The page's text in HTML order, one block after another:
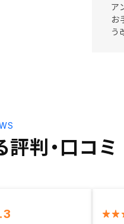
ア
お
う
評判・口コミ